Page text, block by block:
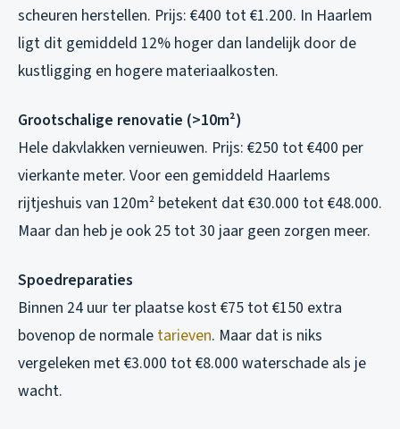
scheuren herstellen. Prijs: €400 tot €1.200. In Haarlem
ligt dit gemiddeld 12% hoger dan landelijk door de
kustligging en hogere materiaalkosten.
Grootschalige renovatie (>10m²)
Hele dakvlakken vernieuwen. Prijs: €250 tot €400 per
vierkante meter. Voor een gemiddeld Haarlems
rijtjeshuis van 120m² betekent dat €30.000 tot €48.000.
Maar dan heb je ook 25 tot 30 jaar geen zorgen meer.
Spoedreparaties
Binnen 24 uur ter plaatse kost €75 tot €150 extra
bovenop de normale tarieven. Maar dat is niks
vergeleken met €3.000 tot €8.000 waterschade als je
wacht.